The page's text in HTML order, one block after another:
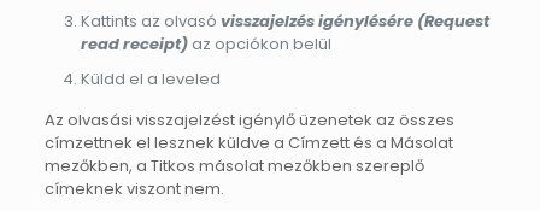
Kattints az olvasó visszajelzés igénylésére (Request
read receipt)az opciókon belül
Küldd el a leveled
Az olvasási visszajelzést igénylő üzenetek az összes
címzettnek el lesznek küldve a Címzett és a Másolat
mezőkben, a Titkos másolat mezőkben szereplő
címeknek viszont nem.